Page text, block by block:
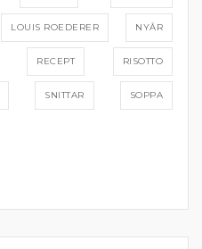
LOUIS ROEDERER NYÅR
RECEPT RISOTTO
SNITTAR SOPPA